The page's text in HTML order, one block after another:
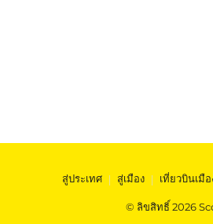
สู่ประเทศ | สู่เมือง | เที่ยวบินเมือ
© ลิขสิทธิ์ 2026